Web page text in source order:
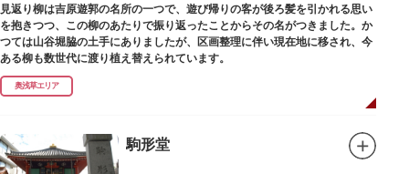
見返り柳は吉原遊郭の名所の一つで、遊び帰りの客が後ろ髪を引かれる思い
を抱きつつ、この柳のあたりで振り返ったことからその名がつきました。か
つては山谷堀脇の土手にありましたが、区画整理に伴い現在地に移され、今
ある柳も数世代に渡り植え替えられています。
奥浅草エリア
駒形堂